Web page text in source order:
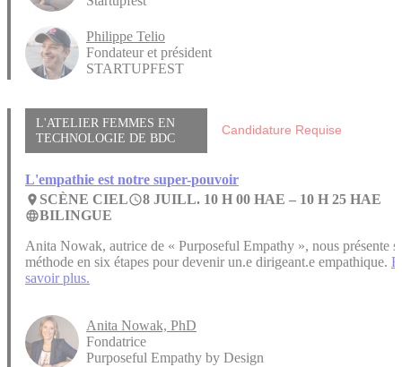
Philippe Telio
Fondateur et président
STARTUPFEST
L'ATELIER FEMMES EN
TECHNOLOGIE DE BDC
Candidature Requise
L'empathie est notre super-pouvoir
place SCÈNE CIELaccess_time8 JUILL. 10 H 00 HAE – 10 H 25 HAE
languageBILINGUE
Anita Nowak, autrice de « Purposeful Empathy », nous présente
méthode en six étapes pour devenir un.e dirigeant.e empathique.
savoir plus.
Anita Nowak, PhD
Fondatrice
Purposeful Empathy by Design